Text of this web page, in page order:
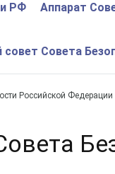
РФ Аппарат
совет Совета
Российской Федерации